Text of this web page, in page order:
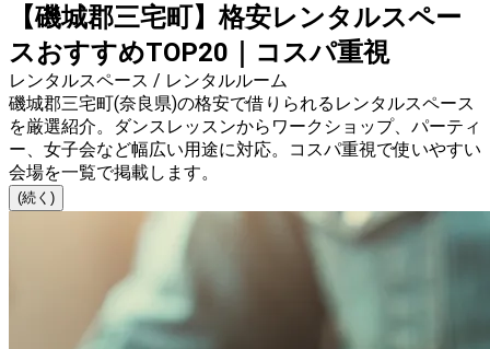
【磯城郡三宅町】格安レンタルスペー
スおすすめTOP20｜コスパ重視
レンタルスペース / レンタルルーム
磯城郡三宅町(奈良県)の格安で借りられるレンタルスペース
を厳選紹介。ダンスレッスンからワークショップ、パーティ
ー、女子会など幅広い用途に対応。コスパ重視で使いやすい
会場を一覧で掲載します。
(続く)